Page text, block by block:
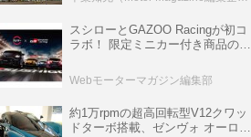
スシローとGAZOO Racingが初コ
ラボ！ 限定ミニカー付き商品の
ト体験があたる抽選企画などを展
開
Webモーターマガジン編集部
約1万rpmの超高回転型V12クワッ
ドターボ搭載、ゼンヴォ オーロラ